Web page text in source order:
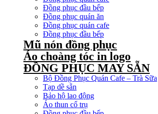
Đồng phục đầu bếp
Đồng phục quán ăn
Đồng phục quán cafe
Đồng phục đầu bếp
Mũ nón đồng phục
Áo choàng tóc in logo
ĐỒNG PHỤC MAY SẴN
Bộ Đồng Phục Quán Cafe – Trà Sữa
Tạp dề sẵn
Bảo hộ lao động
Áo thun cổ trụ